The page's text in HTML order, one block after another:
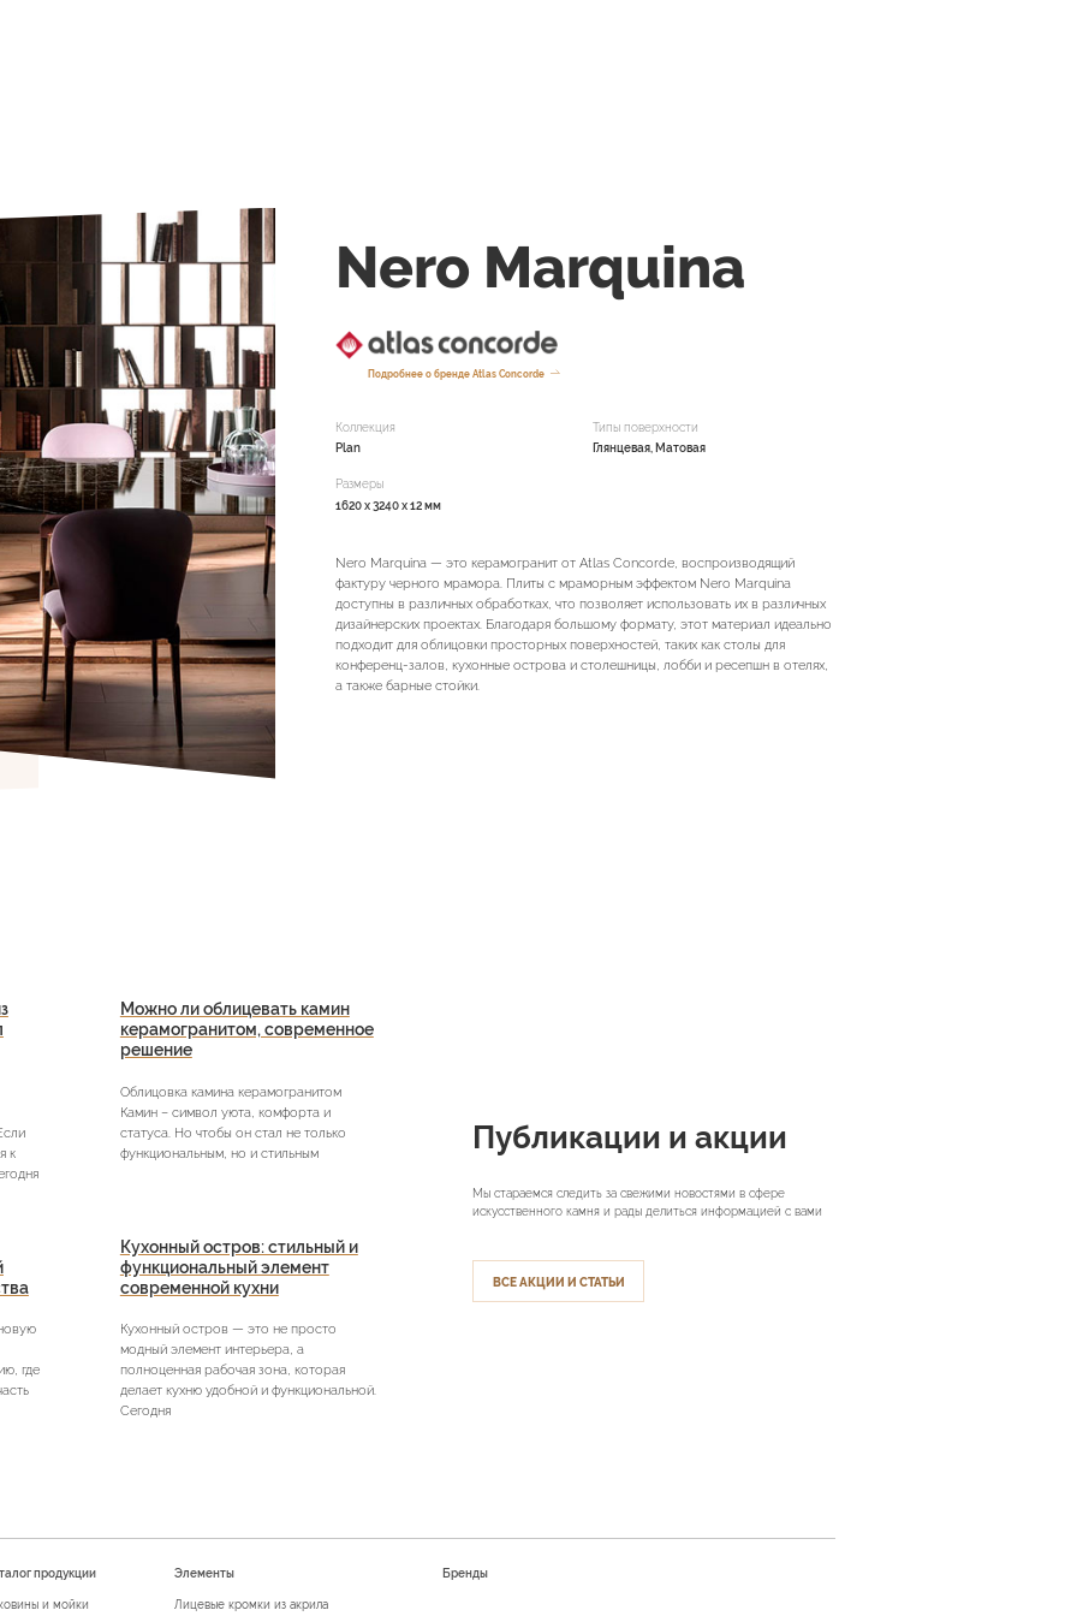
Nero Marquina
Подробнее о бренде Atlas Concorde
Коллекция
Plan
Типы поверхности
Глянцевая, Матовая
Размеры
1620 x 3240 x 12 мм
Nero Marquina — это керамогранит от Atlas Concorde, воспроизводящий
фактуру черного мрамора. Плиты с мраморным эффектом Nero Marquina
доступны в различных обработках, что позволяет использовать их в различных
дизайнерских проектах. Благодаря большому формату, этот материал идеально
подходит для облицовки просторных поверхностей, таких как столы для
конференц-залов, кухонные острова и столешницы, лобби и ресепшн в отелях,
а также барные стойки.
Публикации и акции
Мы стараемся следить за свежими новостями в сфере
искусственного камня и рады делиться информацией с вами
ВСЕ АКЦИИ И СТАТЬИ
к
Можно ли облицевать камин
керамогранитом, современное
решение
Облицовка камина керамогранитом
Камин – символ уюта, комфорта и
статуса. Но чтобы он стал не только
функциональным, но и стильным
где
Кухонный остров: стильный и
функциональный элемент
современной кухни
Кухонный остров — это не просто
модный элемент интерьера, а
полноценная рабочая зона, которая
делает кухню удобной и функциональной.
Сегодня
продукции
и мойки
Элементы
Лицевые кромки из акрила
Бренды